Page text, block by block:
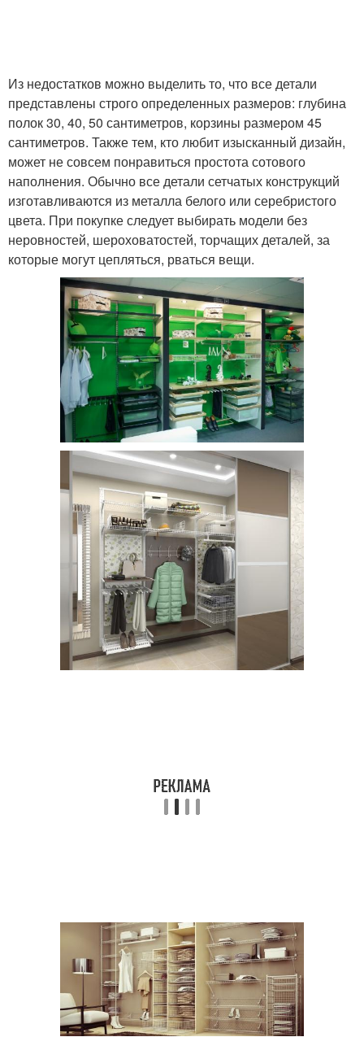
Из недостатков можно выделить то, что все детали
представлены строго определенных размеров: глубина
полок 30, 40, 50 сантиметров, корзины размером 45
сантиметров. Также тем, кто любит изысканный дизайн,
может не совсем понравиться простота сотового
наполнения. Обычно все детали сетчатых конструкций
изготавливаются из металла белого или серебристого
цвета. При покупке следует выбирать модели без
неровностей, шероховатостей, торчащих деталей, за
которые могут цепляться, рваться вещи.